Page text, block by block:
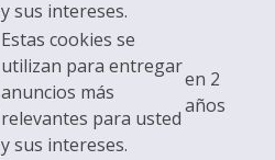
y sus intereses.
Estas cookies se
utilizan para entregar
anuncios más
relevantes para usted
y sus intereses.
en 2
años